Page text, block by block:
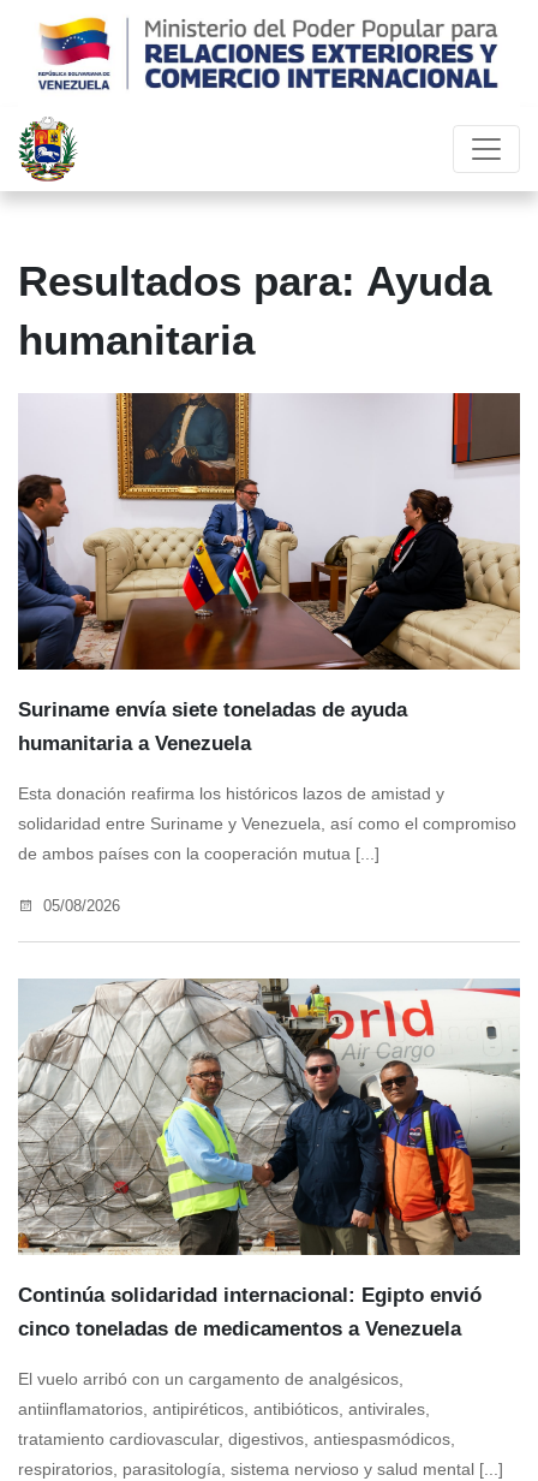
Resultados para: Ayuda
humanitaria
Suriname envía siete toneladas de ayuda
humanitaria a Venezuela
Esta donación reafirma los históricos lazos de amistad y
solidaridad entre Suriname y Venezuela, así como el compromiso
de ambos países con la cooperación mutua [...]
05/08/2026
Continúa solidaridad internacional: Egipto envió
cinco toneladas de medicamentos a Venezuela
El vuelo arribó con un cargamento de analgésicos,
antiinflamatorios, antipiréticos, antibióticos, antivirales,
tratamiento cardiovascular, digestivos, antiespasmódicos,
respiratorios, parasitología, sistema nervioso y salud mental [...]